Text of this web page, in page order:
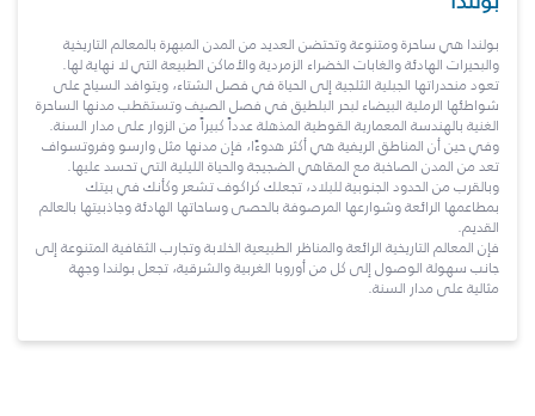
بولندا هي ساحرة ومتنوعة وتحتضن العديد من المدن المبهرة بالمعالم التاريخية
والبحيرات الهادئة والغابات الخضراء الزمردية والأماكن الطبيعة التي لا نهاية لها.
تعود منحدراتها الجبلية الثلجية إلى الحياة في فصل الشتاء، ويتوافد السياح على
شواطئها الرملية البيضاء لبحر البلطيق في فصل الصيف وتستقطب مدنها الساحرة
الغنية بالهندسة المعمارية القوطية المذهلة عدداً كبيراً من الزوار على مدار السنة.
وفي حين أن المناطق الريفية هي أكثر هدوءًا، فإن مدنها مثل وارسو وفروتسواف
تعد من المدن الصاخبة مع المقاهي الضجيجة والحياة الليلية التي تحسد عليها.
وبالقرب من الحدود الجنوبية للبلاد، تجعلك كراكوف تشعر وكأنك في بيتك
بمطاعمها الرائعة وشوارعها المرصوفة بالحصى وساحاتها الهادئة وجاذبيتها بالعالم
القديم.
فإن المعالم التاريخية الرائعة والمناظر الطبيعية الخلابة وتجارب الثقافية المتنوعة إلى
جانب سهولة الوصول إلى كل من أوروبا الغربية والشرقية، تجعل بولندا وجهة
مثالية على مدار السنة.